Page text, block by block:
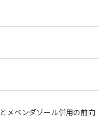
メベンダゾール併用の前向